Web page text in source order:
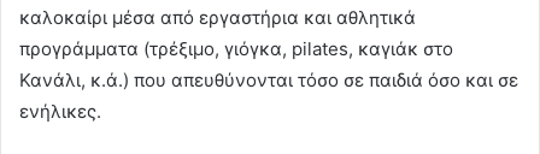
καλοκαίρι μέσα από εργαστήρια και αθλητικά
προγράμματα (τρέξιμο, γιόγκα, pilates, καγιάκ στο
Κανάλι, κ.ά.) που απευθύνονται τόσο σε παιδιά όσο και σε
ενήλικες.